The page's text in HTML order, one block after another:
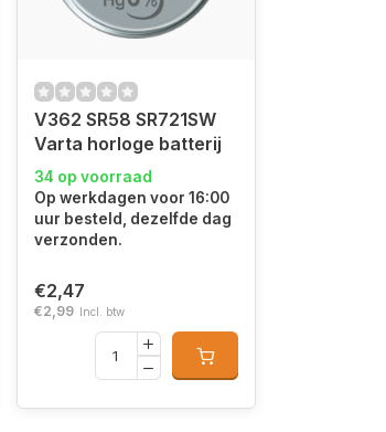
V362 SR58 SR721SW
Varta horloge batterij
34 op voorraad
Op werkdagen voor 16:00
uur besteld, dezelfde dag
verzonden.
€2,47
€2,99 Incl. btw